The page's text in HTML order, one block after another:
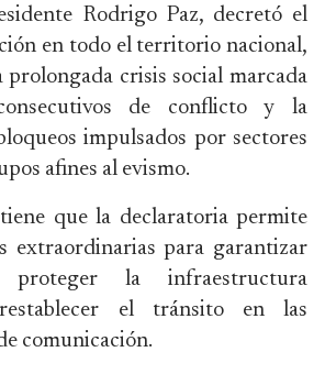
Rodrigo Paz, decretó el
en todo el territorio nacional,
prolongada crisis social marcada
de conflicto y la
impulsados por sectores
afines al evismo.
que la declaratoria permite
extraordinarias para garantizar
proteger la infraestructura
el tránsito en las
comunicación.